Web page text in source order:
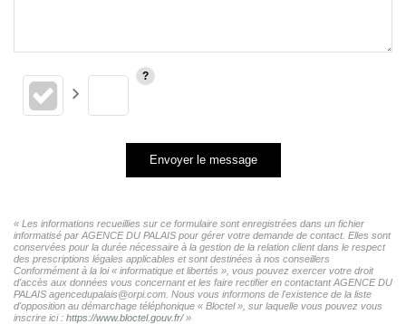
Envoyer le message
« Les informations recueillies sur ce formulaire sont enregistrées dans un fichier
informatisé par AGENCE DU PALAIS pour gérer votre demande de contact. Elles sont
conservées pour la durée nécessaire à la gestion de la relation client dans le respect
des prescriptions légales applicables et sont destinées à nos conseillers
Conformément à la loi « informatique et libertés », vous pouvez exercer votre droit
d'accès aux données vous concernant et les faire rectifier en contactant AGENCE DU
PALAIS agencedupalais@orpi.com. Nous vous informons de l'existence de la liste
d'opposition au démarchage téléphonique « Bloctel », sur laquelle vous pouvez vous
inscrire ici : https://www.bloctel.gouv.fr/»